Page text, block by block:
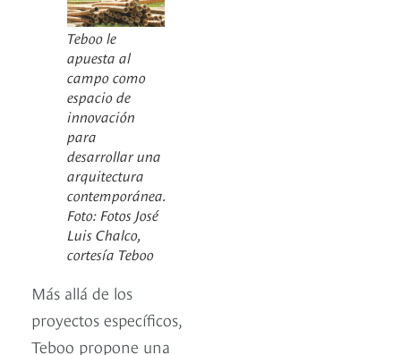
Teboo le
apuesta al
campo como
espacio de
innovación
para
desarrollar una
arquitectura
contemporánea.
Foto: Fotos José
Luis Chalco,
cortesía Teboo
Más allá de los
proyectos específicos,
Teboo propone una